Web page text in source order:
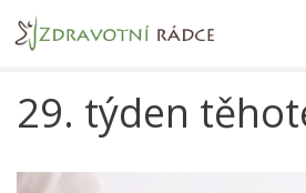
Přeskočit
na
29. týden